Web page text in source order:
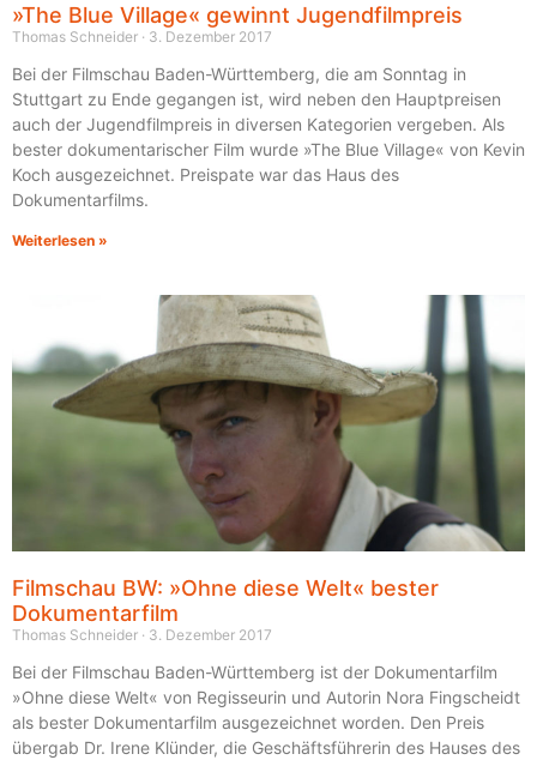
»The Blue Village« gewinnt Jugendfilmpreis
Thomas Schneider 3. Dezember 2017
Bei der Filmschau Baden-Württemberg, die am Sonntag in
Stuttgart zu Ende gegangen ist, wird neben den Hauptpreisen
auch der Jugendfilmpreis in diversen Kategorien vergeben. Als
bester dokumentarischer Film wurde »The Blue Village« von Kevin
Koch ausgezeichnet. Preispate war das Haus des
Dokumentarfilms.
Weiterlesen »
Filmschau BW: »Ohne diese Welt« bester
Dokumentarfilm
Thomas Schneider 3. Dezember 2017
Bei der Filmschau Baden-Württemberg ist der Dokumentarfilm
»Ohne diese Welt« von Regisseurin und Autorin Nora Fingscheidt
als bester Dokumentarfilm ausgezeichnet worden. Den Preis
übergab Dr. Irene Klünder, die Geschäftsführerin des Hauses des